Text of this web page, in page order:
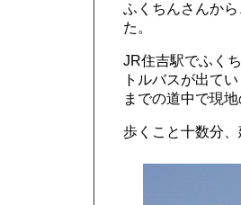
ふくちんさんか
た。
JR住吉駅でふく
トルバスが出て
までの道中で現
歩くこと十数分